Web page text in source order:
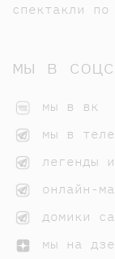
спектакли
мы в
мы в вк
мы в
легенды
онлайн-
домики
мы на